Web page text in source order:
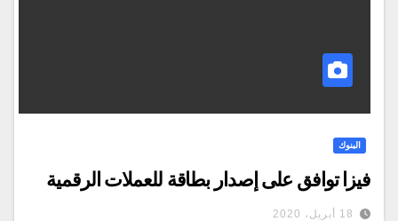
البنوك
فيزا توافق على إصدار بطاقة للعملات الرقمية
18 أبريل، 2020